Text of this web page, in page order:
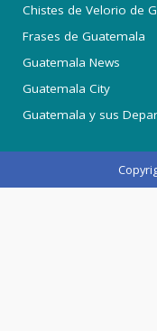
Chistes de Velorio de
Frases de Guatemala
Guatemala News
Guatemala City
Guatemala y sus